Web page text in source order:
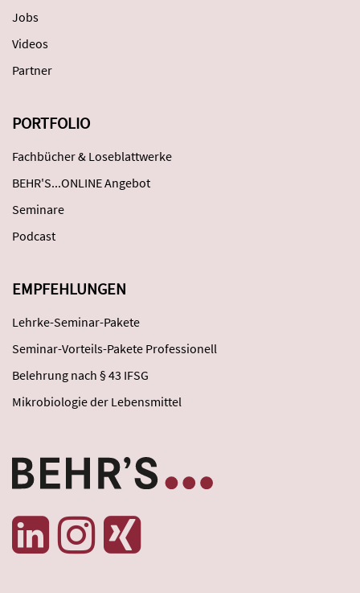
Jobs
Videos
Partner
PORTFOLIO
Fachbücher & Loseblattwerke
BEHR'S...ONLINE Angebot
Seminare
Podcast
EMPFEHLUNGEN
Lehrke-Seminar-Pakete
Seminar-Vorteils-Pakete Professionell
Belehrung nach § 43 IFSG
Mikrobiologie der Lebensmittel